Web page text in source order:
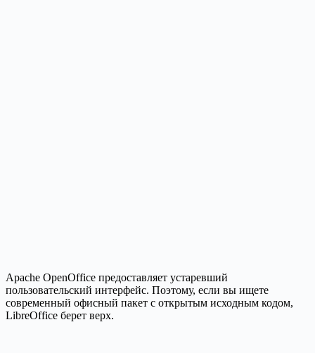
Apache OpenOffice предоставляет устаревший
пользовательский интерфейс. Поэтому, если вы ищете
современный офисный пакет с открытым исходным кодом,
LibreOffice берет верх.